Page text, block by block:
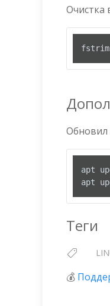
Очистка
Обновил
apt
apt
Теги
💰